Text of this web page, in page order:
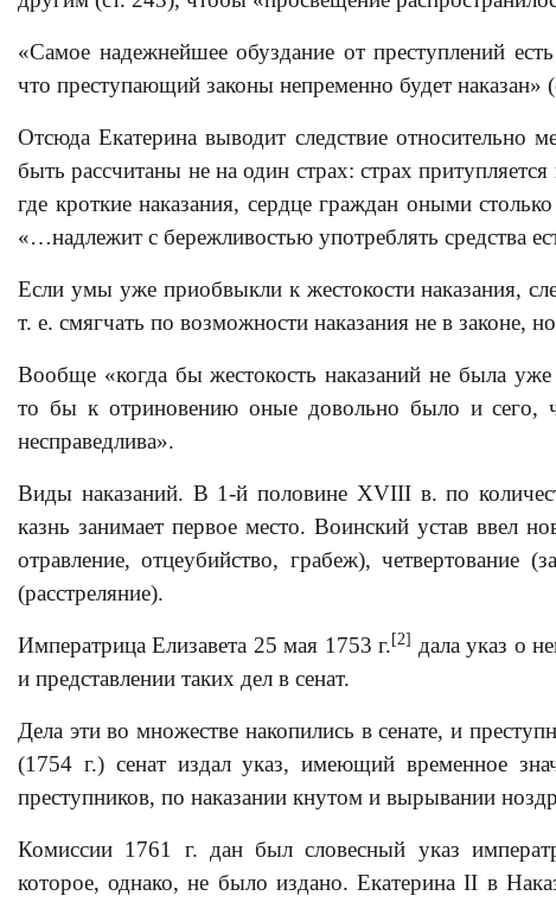
«Самое надежнейшее обуздание от преступлений
что преступающий законы непременно будет наказан»
Отсюда Екатерина выводит следствие
быть рассчитаны не на один страх: страх
где кроткие наказания, сердце граждан оными
«…надлежит с бережливостью употреблять средства
Если умы уже приобвыкли к жестокости наказания,
т. е. смягчать по возможности наказания не в законе,
Вообще «когда бы жестокость наказаний не была
то бы к отриновению оные довольно было и сего,
несправедлива».
Виды наказаний. В 1-й половине XVIII в. по
казнь занимает первое место. Воинский устав ввел
отравление, отцеубийство, грабеж), четвертование
(расстреляние).
Императрица Елизавета 25 мая 1753 г. [2] дала указ о
и представлении таких дел в сенат.
Дела эти во множестве накопились в сенате, и
(1754 г.) сенат издал указ, имеющий временное
преступников, по наказании кнутом и вырывании
Комиссии 1761 г. дан был словесный указ
которое, однако, не было издано. Екатерина II в